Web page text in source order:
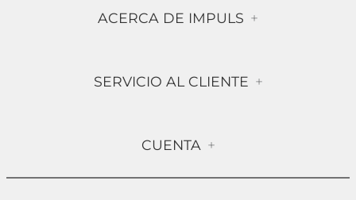
ACERCA DE IMPULS +
Contáctanos
Compra Segura
SERVICIO AL CLIENTE +
CUENTA +